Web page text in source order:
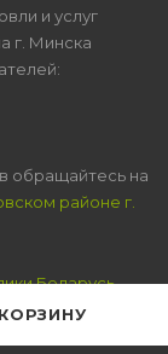
и услуг
г. Минска
обращайтесь на
районе г.